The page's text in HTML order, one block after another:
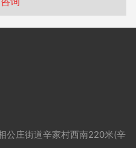
公庄街道辛家村西南220米(辛